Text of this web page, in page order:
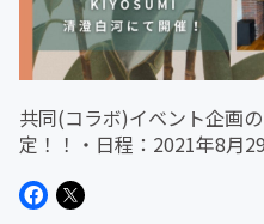
共同(コラボ)イベント企画
定！！・日程：2021年8月
1B・アクセス：都営...